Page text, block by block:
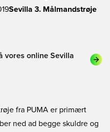
Sevilla 3. Målmandstrøje
vores online Sevilla
fra PUMA er primært
ned ad begge skuldre og